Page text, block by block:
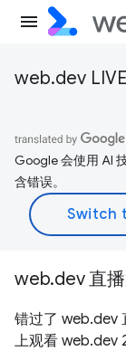
web.dev
Google 会使用 AI
含错误。
web.dev 直
错过了 web.dev
上观看 web.dev